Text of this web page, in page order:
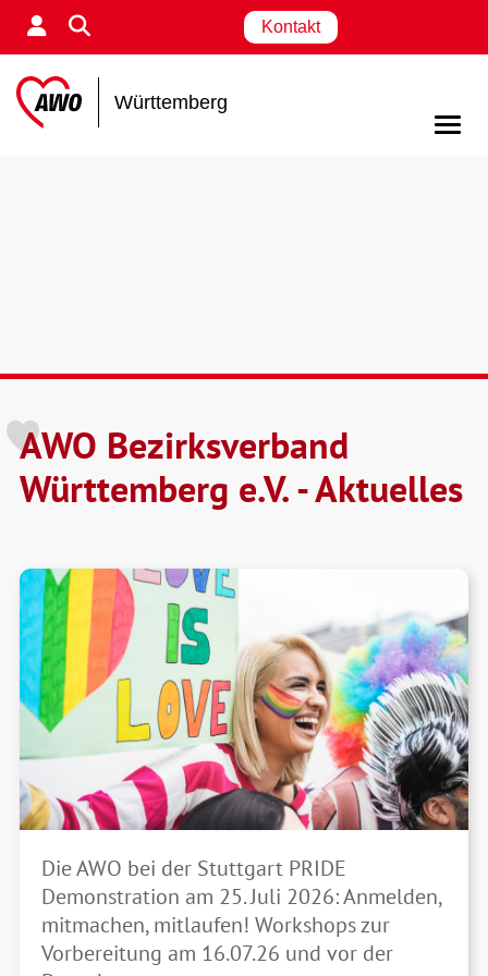
Kontakt
Württemberg
AWO Bezirksverband
Württemberg e.V. - Aktuelles
Das Vorstandsteam ist wieder komplett:
Herzlich willkommen Stratos Goutsidis!
weiterlesen
Die AWO bei der Stuttgart PRIDE
Demonstration am 25. Juli 2026: Anmelden,
mitmachen, mitlaufen! Workshops zur
Vorbereitung am 16.07.26 und vor der
WM-Eröffnungsfeier am 11.06.26 im
Seniorenzentrum am Stadtgarten
weiterlesen
Lebendiges Ehrenamt: Die AWO bei der
Ehrenamtsbörse in Langenau am 09. und
10. Mai 2026